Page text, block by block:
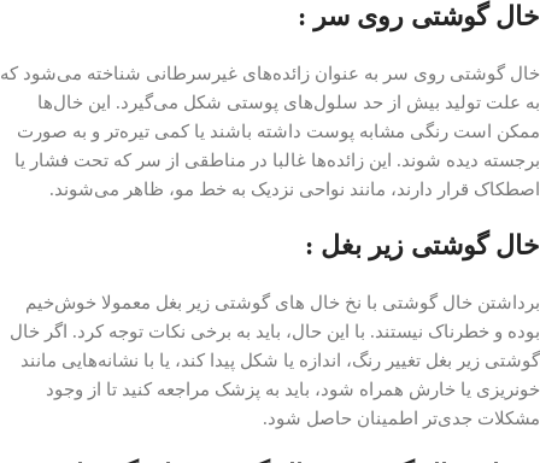
خال گوشتی روی سر :
خال‌ گوشتی روی سر به عنوان زائده‌های غیرسرطانی شناخته می‌شود که
به علت تولید بیش از حد سلول‌های پوستی شکل می‌گیرد. این خال‌ها
ممکن است رنگی مشابه پوست داشته باشند یا کمی تیره‌تر و به صورت
برجسته دیده شوند. این زائده‌ها غالبا در مناطقی از سر که تحت فشار یا
اصطکاک قرار دارند، مانند نواحی نزدیک به خط مو، ظاهر می‌شوند.
خال گوشتی زیر بغل :
برداشتن خال گوشتی با نخ خال های گوشتی زیر بغل معمولا خوش‌خیم
بوده و خطرناک نیستند. با این حال، باید به برخی نکات توجه کرد. اگر خال‌
گوشتی زیر بغل تغییر رنگ، اندازه یا شکل پیدا کند، یا با نشانه‌هایی مانند
خونریزی یا خارش همراه شود، باید به پزشک مراجعه کنید تا از وجود
مشکلات جدی‌تر اطمینان حاصل شود.